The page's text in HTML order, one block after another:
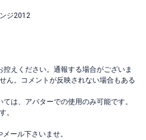
ジ2012
えください。通報する場合がございま
ん。コメントが反映されない場合もある
は、アバターでの使用のみ可能です。
。
ール下さいませ。